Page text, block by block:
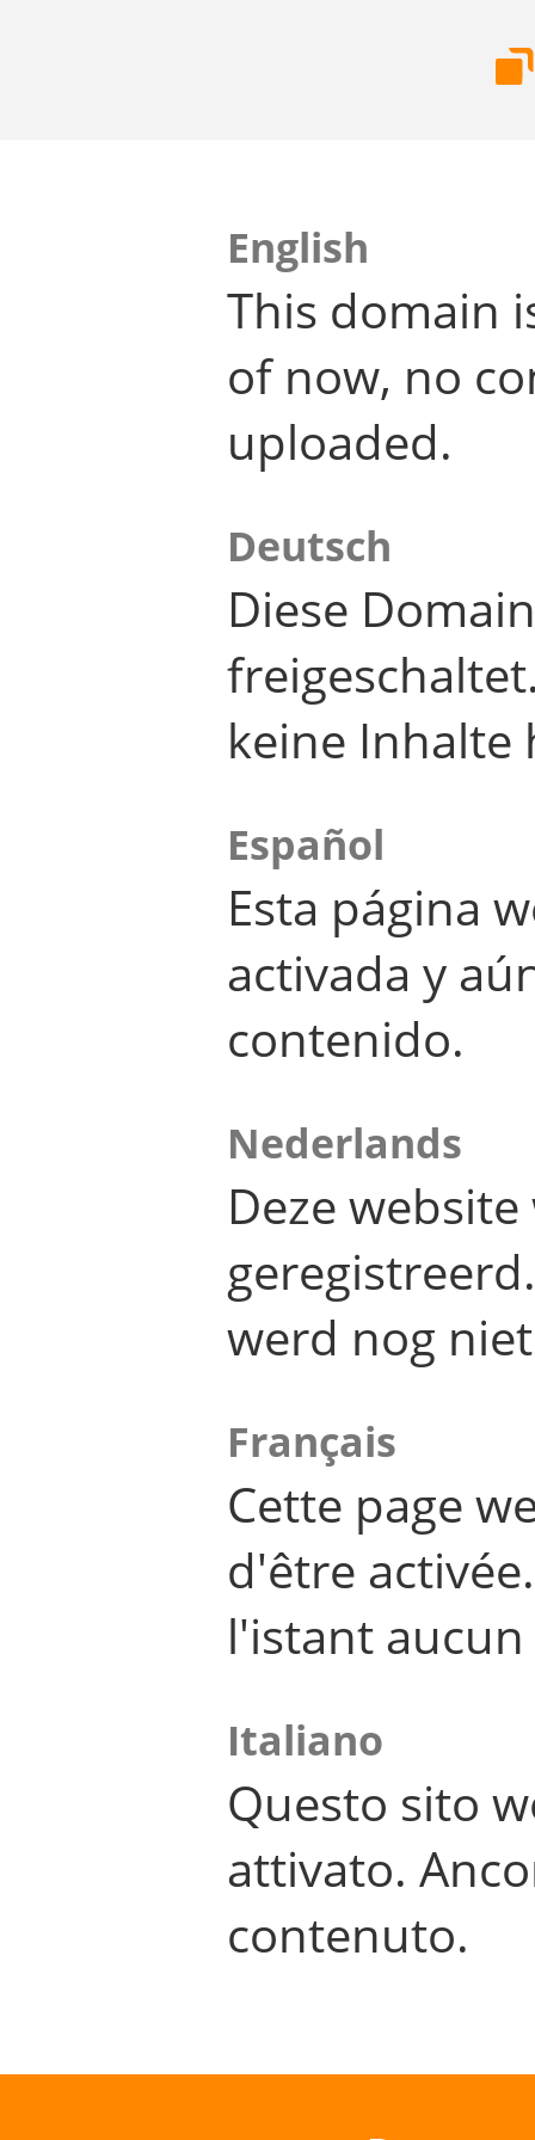
English
This domain
of now, no
uploaded.
Deutsch
Diese
keine Inhalte
Español
Esta página
activada y
contenido.
Nederlands
Deze
werd nog
Français
Cette page
d'être
l'istant
Italiano
Questo sito
attivato.
contenuto.